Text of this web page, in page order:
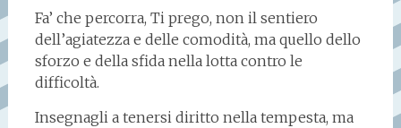
Fa’ che percorra, Ti prego, non il sentiero
dell’agiatezza e delle comodità, ma quello dello
sforzo e della sfida nella lotta contro le
difficoltà.
Insegnagli a tenersi diritto nella tempesta, ma